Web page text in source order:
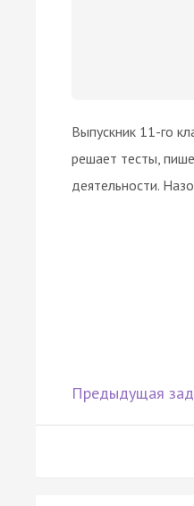
Выпускник 11-го
решает тесты,
деятельности.
Предыдущая